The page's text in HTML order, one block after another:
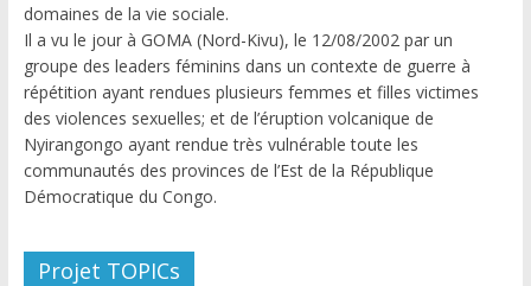
domaines de la vie sociale.
Il a vu le jour à GOMA (Nord-Kivu), le 12/08/2002 par un
groupe des leaders féminins dans un contexte de guerre à
répétition ayant rendues plusieurs femmes et filles victimes
des violences sexuelles; et de l’éruption volcanique de
Nyirangongo ayant rendue très vulnérable toute les
communautés des provinces de l’Est de la République
Démocratique du Congo.
Projet TOPICs